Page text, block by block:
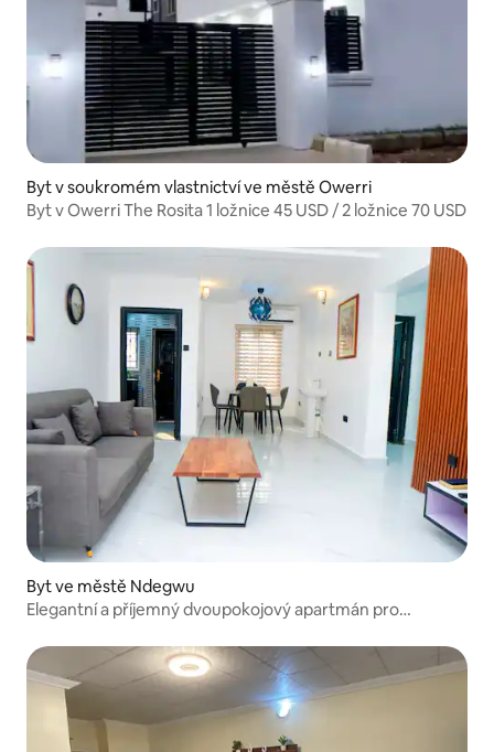
Byt v soukromém vlastnictví ve městě Owerri
Byt v Owerri The Rosita 1 ložnice 45 USD / 2 ložnice 70 USD
Byt ve městě Ndegwu
Elegantní a příjemný dvoupokojový apartmán pro